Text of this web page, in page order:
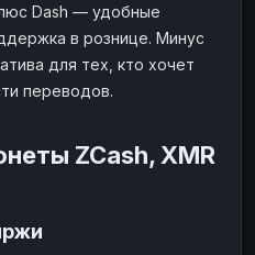
Dash — удобные
в рознице. Минус
для тех, кто хочет
переводов.
ZCash, XMR